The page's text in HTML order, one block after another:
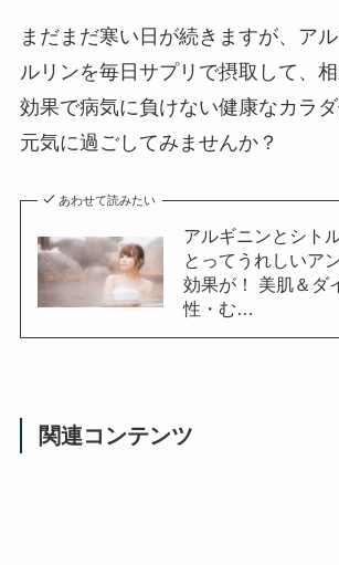
まだまだ寒い日が続きますが、ア
ルリンを毎日サプリで摂取して、
効果で病気に負けない健康なカラ
元気に過ごしてみませんか？
あわせて読みたい
アルギニンとシト
とってうれしいア
効果が！ 美肌＆ダ
性・む…
関連コンテンツ